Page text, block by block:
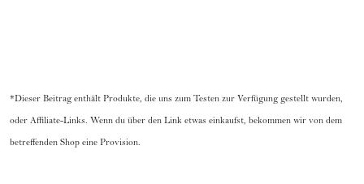
*Dieser Beitrag enthält Produkte, die uns zum Testen zur Verfügung gestellt wurden,
oder Affiliate-Links. Wenn du über den Link etwas einkaufst, bekommen wir von dem
betreffenden Shop eine Provision.